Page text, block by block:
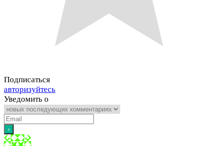
Подписаться
авторизуйтесь
Уведомить о